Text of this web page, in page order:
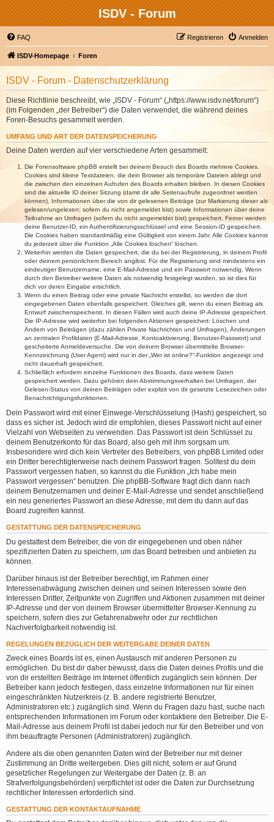
ISDV - Forum
FAQ Anmelden
Registrieren
ISDV-Homepage Foren
ISDV - Forum - Datenschutzerklärung
Diese Richtlinie beschreibt, wie „ISDV - Forum“ („https://www.isdv.net/forum“)
(im Folgenden „der Betreiber“) die Daten verwendet, die während deines
Foren-Besuchs gesammelt werden.
UMFANG UND ART DER DATENSPEICHERUNG
Deine Daten werden auf vier verschiedene Arten gesammelt:
Die Forensoftware phpBB erstellt bei deinem Besuch des Boards mehrere Cookies.
Cookies sind kleine Textdateien, die dein Browser als temporäre Dateien ablegt und
die zwischen den einzelnen Aufrufen des Boards erhalten bleiben. In diesen Cookies
sind die aktuelle ID deiner Sitzung (damit dir alle Seitenaufrufe zugeordnet werden
können), Informationen über die von dir gelesenen Beiträge (zur Markierung dieser als
gelesen/ungelesen; sofern du nicht angemeldet bist) sowie Informationen über deine
Teilnahme an Umfragen (sofern du nicht angemeldet bist) gespeichert. Ferner werden
deine Benutzer-ID, ein Authentifizierungsschlüssel und eine Session-ID gespeichert.
Die Cookies haben standardmäßig eine Gültigkeit von einem Jahr. Alle Cookies kannst
du jederzeit über die Funktion „Alle Cookies löschen“ löschen.
Weiterhin werden die Daten gespeichert, die du bei der Registrierung, in deinem Profil
oder deinem persönlichem Bereich angibst. Für die Registrierung sind mindestens ein
eindeutiger Benutzername, eine E-Mail-Adresse und ein Passwort notwendig. Wenn
durch den Betreiber weitere Daten als notwendig festgelegt wurden, so ist dies für
dich vor deren Eingabe ersichtlich.
Wenn du einen Beitrag oder eine private Nachricht erstellst, so werden die dort
eingegebenen Daten ebenfalls gespeichert. Gleiches gilt, wenn du einen Beitrag als
Entwurf zwischenspeicherst. In diesen Fällen wird auch deine IP-Adresse gespeichert.
Die IP-Adresse wird weiterhin bei folgenden Aktionen gespeichert: Löschen und
Ändern von Beiträgen (dazu zählen Private Nachrichten und Umfragen), Änderungen
an zentralen Profildaten (E-Mail-Adresse, Kontoaktivierung, Benutzer-Passwort) und
gescheiterte Anmeldeversuche. Die von deinem Browser übermittelte Browser-
Kennzeichnung (User Agent) wird nur in der „Wer ist online?“-Funktion angezeigt und
nicht dauerhaft gespeichert.
Schließlich erfordern einzelne Funktionen des Boards, dass weitere Daten
gespeichert werden. Dazu gehören dein Abstimmungsverhalten bei Umfragen, der
Gelesen-Status von deinen Beiträgen oder explizit von dir gesetzte Lesezeichen oder
Benachrichtigungsfunktionen.
Dein Passwort wird mit einer Einwege-Verschlüsselung (Hash) gespeichert, so
dass es sicher ist. Jedoch wird dir empfohlen, dieses Passwort nicht auf einer
Vielzahl von Webseiten zu verwenden. Das Passwort ist dein Schlüssel zu
deinem Benutzerkonto für das Board, also geh mit ihm sorgsam um.
Insbesondere wird dich kein Vertreter des Betreibers, von phpBB Limited oder
ein Dritter berechtigterweise nach deinem Passwort fragen. Solltest du dein
Passwort vergessen haben, so kannst du die Funktion „Ich habe mein
Passwort vergessen“ benutzen. Die phpBB-Software fragt dich dann nach
deinem Benutzernamen und deiner E-Mail-Adresse und sendet anschließend
ein neu generiertes Passwort an diese Adresse, mit dem du dann auf das
Board zugreifen kannst.
GESTATTUNG DER DATENSPEICHERUNG
Du gestattest dem Betreiber, die von dir eingegebenen und oben näher
spezifizierten Daten zu speichern, um das Board betreiben und anbieten zu
können.
Darüber hinaus ist der Betreiber berechtigt, im Rahmen einer
Interessenabwägung zwischen deinen und seinen Interessen sowie den
Interessen Dritter, Zeitpunkte von Zugriffen und Aktionen zusammen mit deiner
IP-Adresse und der von deinem Browser übermittelter Browser-Kennung zu
speichern, sofern dies zur Gefahrenabwehr oder zur rechtlichen
Nachverfolgbarkeit notwendig ist.
REGELUNGEN BEZÜGLICH DER WEITERGABE DEINER DATEN
Zweck eines Boards ist es, einen Austausch mit anderen Personen zu
ermöglichen. Du bist dir daher bewusst, dass die Daten deines Profils und die
von dir erstellten Beiträge im Internet öffentlich zugänglich sein können. Der
Betreiber kann jedoch festlegen, dass einzelne Informationen nur für einen
eingeschränkten Nutzerkreis (z. B. andere registrierte Benutzer,
Administratoren etc.) zugänglich sind. Wenn du Fragen dazu hast, suche nach
entsprechenden Informationen im Forum oder kontaktiere den Betreiber. Die E-
Mail-Adresse aus deinem Profil ist dabei jedoch nur für den Betreiber und von
ihm beauftragte Personen (Administratoren) zugänglich.
Andere als die oben genannten Daten wird der Betreiber nur mit deiner
Zustimmung an Dritte weitergeben. Dies gilt nicht, sofern er auf Grund
gesetzlicher Regelungen zur Weitergabe der Daten (z. B. an
Strafverfolgungsbehörden) verpflichtet ist oder die Daten zur Durchsetzung
rechtlicher Interessen erforderlich sind.
GESTATTUNG DER KONTAKTAUFNAHME